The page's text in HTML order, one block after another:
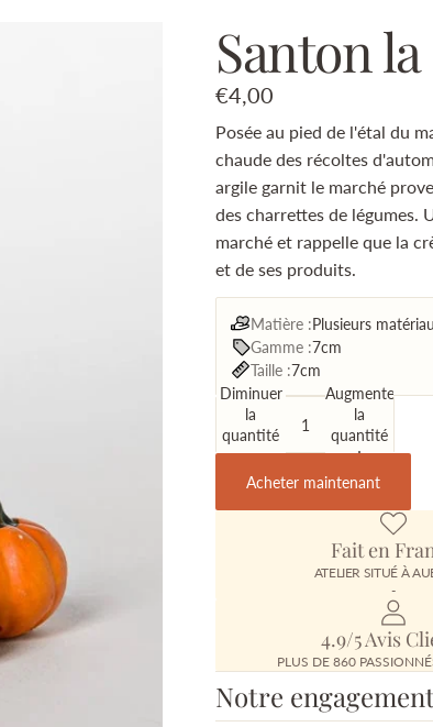
Santon
€4,00
Posée au pied de l'étal du
chaude des récoltes
argile garnit le marché
des charrettes de légumes.
marché et rappelle que la
et de ses produits.
Matière :Plusieurs
Gamme :7cm
Taille :7cm
Diminuer
la
quantité
Augmenter
la
quantité
Acheter maintenant
Fait en
ATELIER SITUÉ À
-
4.9/5 Avis
PLUS DE 860
Notre